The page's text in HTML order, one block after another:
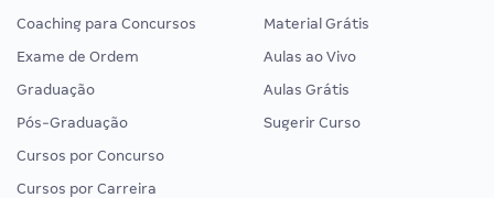
Coaching para Concursos
Exame de Ordem
Graduação
Pós-Graduação
Cursos por Concurso
Cursos por Carreira
Material Grátis
Aulas ao Vivo
Aulas Grátis
Sugerir Curso